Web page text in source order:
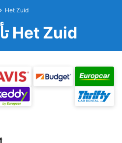
Het Zuid
تأجير سيارة في Het Zuid